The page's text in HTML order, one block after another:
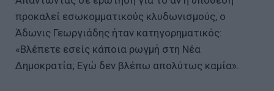
προκαλεί εσωκομματικούς κλυδωνισμούς, ο
Άδωνις Γεωργιάδης ήταν κατηγορηματικός:
«Βλέπετε εσείς κάποια ρωγμή στη Νέα
Δημοκρατία; Εγώ δεν βλέπω απολύτως καμία».